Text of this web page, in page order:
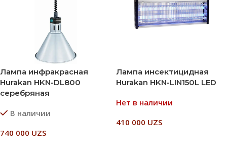
Лампа инфракрасная
Hurakan HKN-DL800
серебряная
В наличии
740 000 UZS
Лампа инсектицидная
Hurakan HKN-LIN150L LED
Нет в наличии
410 000 UZS